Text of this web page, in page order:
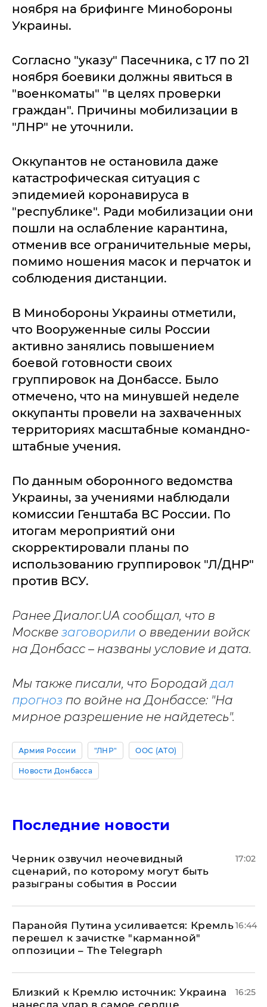
ноября на брифинге Минобороны
Украины.
Согласно "указу" Пасечника, с 17 по 21
ноября боевики должны явиться в
"военкоматы" "в целях проверки
граждан". Причины мобилизации в
"ЛНР" не уточнили.
Оккупантов не остановила даже
катастрофическая ситуация с
эпидемией коронавируса в
"республике". Ради мобилизации они
пошли на ослабление карантина,
отменив все ограничительные меры,
помимо ношения масок и перчаток и
соблюдения дистанции.
В Минобороны Украины отметили,
что Вооруженные силы России
активно занялись повышением
боевой готовности своих
группировок на Донбассе. Было
отмечено, что на минувшей неделе
оккупанты провели на захваченных
территориях масштабные командно-
штабные учения.
По данным оборонного ведомства
Украины, за учениями наблюдали
комиссии Генштаба ВС России. По
итогам мероприятий они
скорректировали планы по
использованию группировок "Л/ДНР"
против ВСУ.
Ранее Диалог.UA сообщал, что в
Москве заговорили о введении войск
на Донбасс – названы условие и дата.
Мы также писали, что Бородайдал
прогноз по войне на Донбассе: "На
мирное разрешение не найдетесь".
Армия России "ЛНР" ООС (АТО)
Новости Донбасса
Последние новости
Черник озвучил неочевидный
сценарий, по которому могут быть
разыграны события в России
17:02
Паранойя Путина усиливается: Кремль
перешел к зачистке "карманной"
оппозиции – The Telegraph
16:44
Близкий к Кремлю источник: Украина
нанесла удар в самое сердце
16:25